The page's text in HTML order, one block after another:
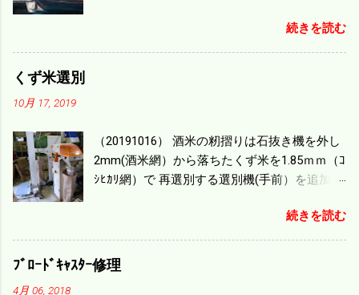
ｍ/min、4.32ｋｍ/hrになり 幅は約2ｍだから
0.864/haの作業能力がある。 実際は回転した
機の容量、籾摺りの能力などのバランスの問
題で 今の機種で満足している。 というより買
った時はまだ耕作面積が少なく手が出せ 無か
のがある。キャビン付きだから一度は乗って
みたいと思う。 町内では5条刈りの100㎰で作
業する人がいる。 秋作業は儲かるというのが
続きを読む
くず米選別
10月 17, 2019
（20191016） 酒米の籾摺りは石抜き機を外し
2mm(酒米網）から落ちたくず米を1.85ｍｍ（ｺ
ｼﾋｶﾘ網）で 再選別する選別機(手前）を追加す
ず米より2倍近い値段になる。 後で選別するの
には手間がかかるので 一度に選別するやり方
を随分前からこの方式にした。 今年は酒米30
㎏を40袋したところで未熟が3袋出る。 1.85ｍ
続きを読む
ﾌﾞﾛｰﾄﾞｷｬｽﾀｰ修理
4月 06, 2018